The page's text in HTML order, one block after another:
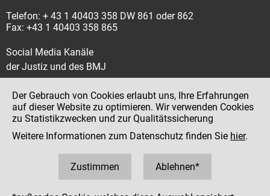
Telefon: + 43 1 40403 358 DW 861 oder 862
Fax: +43 1 40403 358 865
Social Media Kanäle
der Justiz und des BMJ
Impressum
Datenschutz
Hinweisgeber:innenplattform (für Mitarbeiter:innen)
Der Gebrauch von Cookies erlaubt uns, Ihre Erfahrungen
auf dieser Website zu optimieren. Wir verwenden Cookies
zu Statistikzwecken und zur Qualitätssicherung
Weitere Informationen zum Datenschutz finden Sie hier.
Zustimmen Ablehnen*